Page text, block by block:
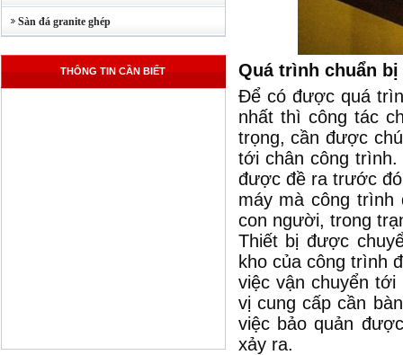
Sàn đá granite ghép
THÔNG TIN CẦN BIẾT
Quá trình chuẩn
Để có được quá
nhất thì công tác
trọng, cần được
tới chân công
được đề ra trước
máy mà công
con người, trong
Thiết bị được
kho của công trình
việc vận chuyển
vị cung cấp cần
việc bảo quản
xảy ra.